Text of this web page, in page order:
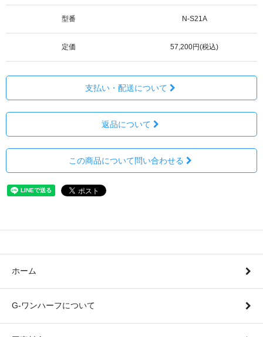
型番 N-S21A
定価 57,200円(税込)
支払い・配送について
返品について
この商品について問い合わせる
ホーム
G-ワンハーフについて